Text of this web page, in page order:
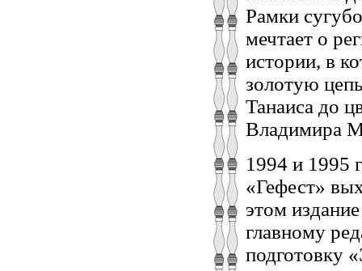
Рамки
мечтает о
истории, в
золотую
Танаиса до
Владимира
1994 и 1995
«Гефест»
этом
главному
подготовку